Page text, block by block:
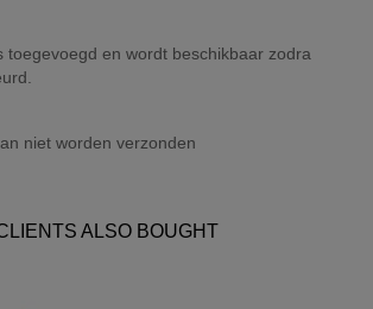
toegevoegd en wordt beschikbaar zodra
niet worden verzonden
ALSO BOUGHT